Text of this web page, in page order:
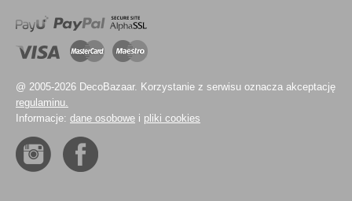
@ 2005-2026 DecoBazaar. Korzystanie z serwisu oznacza akceptację
regulaminu.
Informacje: dane osobowe i pliki cookies